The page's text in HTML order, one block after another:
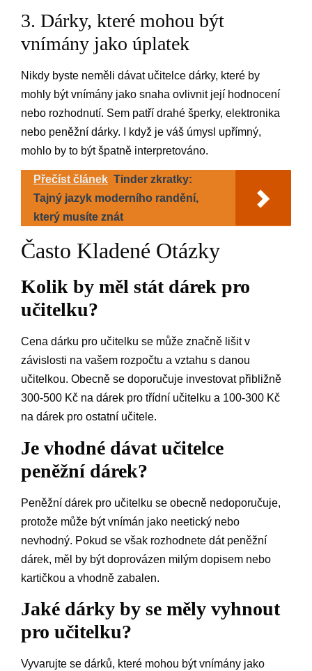
3. Dárky, které mohou být
vnímány jako úplatek
Nikdy byste neměli dávat učitelce dárky, které by
mohly být vnímány jako snaha ovlivnit její hodnocení
nebo rozhodnutí. Sem patří drahé šperky, elektronika
nebo peněžní dárky. I když je váš úmysl upřímný,
mohlo by to být špatně interpretováno.
Přečíst článek Tinder zkratky:
Tajný jazyk moderního randění,
který musíte znát
Často Kladené Otázky
Kolik by měl stát dárek pro
učitelku?
Cena dárku pro učitelku se může značně lišit v
závislosti na vašem rozpočtu a vztahu s danou
učitelkou. Obecně se doporučuje investovat přibližně
300-500 Kč na dárek pro třídní učitelku a 100-300 Kč
na dárek pro ostatní učitele.
Je vhodné dávat učitelce
peněžní dárek?
Peněžní dárek pro učitelku se obecně nedoporučuje,
protože může být vnímán jako neetický nebo
nevhodný. Pokud se však rozhodnete dát peněžní
dárek, měl by být doprovázen milým dopisem nebo
kartičkou a vhodně zabalen.
Jaké dárky by se měly vyhnout
pro učitelku?
Vyvarujte se dárků, které mohou být vnímány jako